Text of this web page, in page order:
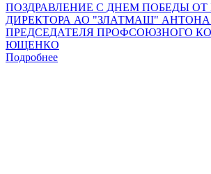
ПОЗДРАВЛЕНИЕ С ДНЕМ ПОБЕДЫ ОТ
ДИРЕКТОРА АО "ЗЛАТМАШ"
ПРЕДСЕДАТЕЛЯ ПРОФСОЮЗНОГО
ЮЩЕНКО
Подробнее